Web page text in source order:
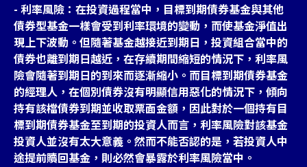
- 利率風險：在投資過程當中，目標到期債券基金與其他
債券型基金一樣會受到利率環境的變動，而使基金淨值出
現上下波動。但隨著基金越接近到期日，投資組合當中的
債券也離到期日越近，在存續期間縮短的情況下，利率風
險會隨著到期日的到來而逐漸縮小。而目標到期債券基金
的經理人，在個別債券沒有明顯信用惡化的情況下，傾向
持有該檔債券到期並收取票面金額，因此對於一個持有目
標到期債券基金至到期的投資人而言，利率風險對該基金
投資人並沒有太大意義。然而不能否認的是，若投資人中
途提前贖回基金，則必然會暴露於利率風險當中。